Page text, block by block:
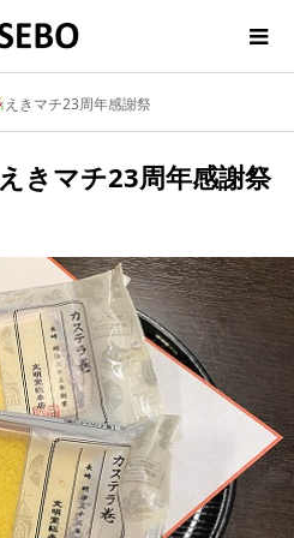
えきマチ23周年感謝祭
えきマチ23周年感謝祭